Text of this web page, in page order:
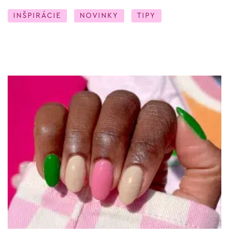
INŠPIRÁCIE NOVINKY TIPY